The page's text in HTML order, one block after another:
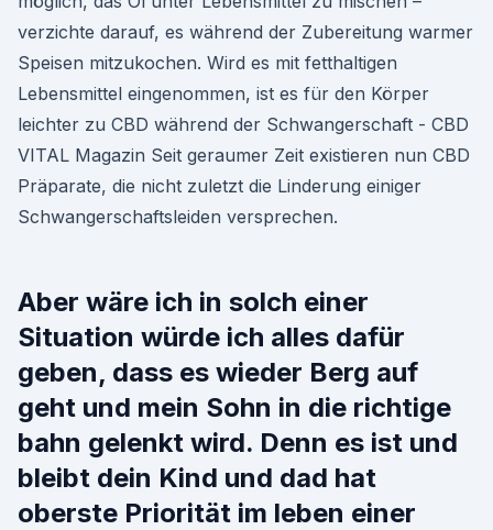
verzichte darauf, es während der Zubereitung warmer
Speisen mitzukochen. Wird es mit fetthaltigen
Lebensmittel eingenommen, ist es für den Körper
leichter zu CBD während der Schwangerschaft - CBD
VITAL Magazin Seit geraumer Zeit existieren nun CBD
Präparate, die nicht zuletzt die Linderung einiger
Schwangerschaftsleiden versprechen.
Aber wäre ich in solch einer
Situation würde ich alles dafür
geben, dass es wieder Berg auf
geht und mein Sohn in die richtige
bahn gelenkt wird. Denn es ist und
bleibt dein Kind und dad hat
oberste Priorität im leben einer